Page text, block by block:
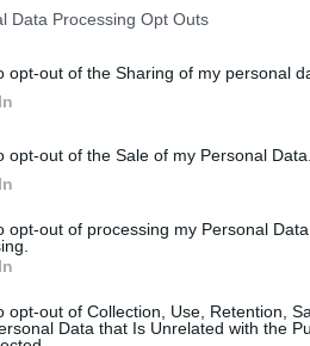
Data Processing Opt Outs
opt-out of the Sharing of my personal
opt-out of the Sale of my Personal Data.
opt-out of processing my Personal
opt-out of Collection, Use, Retention,
Data that Is Unrelated with the
προημιτελικό είναι
να προκαλέσει
σε απόδοση 1.95 στη
αγορές ανά αγώνα, οι
τρόπο επίτευξης των γκολ,
κάρτες, κόρνερ και πέναλτι.
ΑΝΑ ΠΑΣΑ ΣΤΙΓΜΗ
ΕΘΙΣΜΟΥ & ΑΠΩΛΕΙΑΣ
ΥΠΕΥΘΥΝΑ.